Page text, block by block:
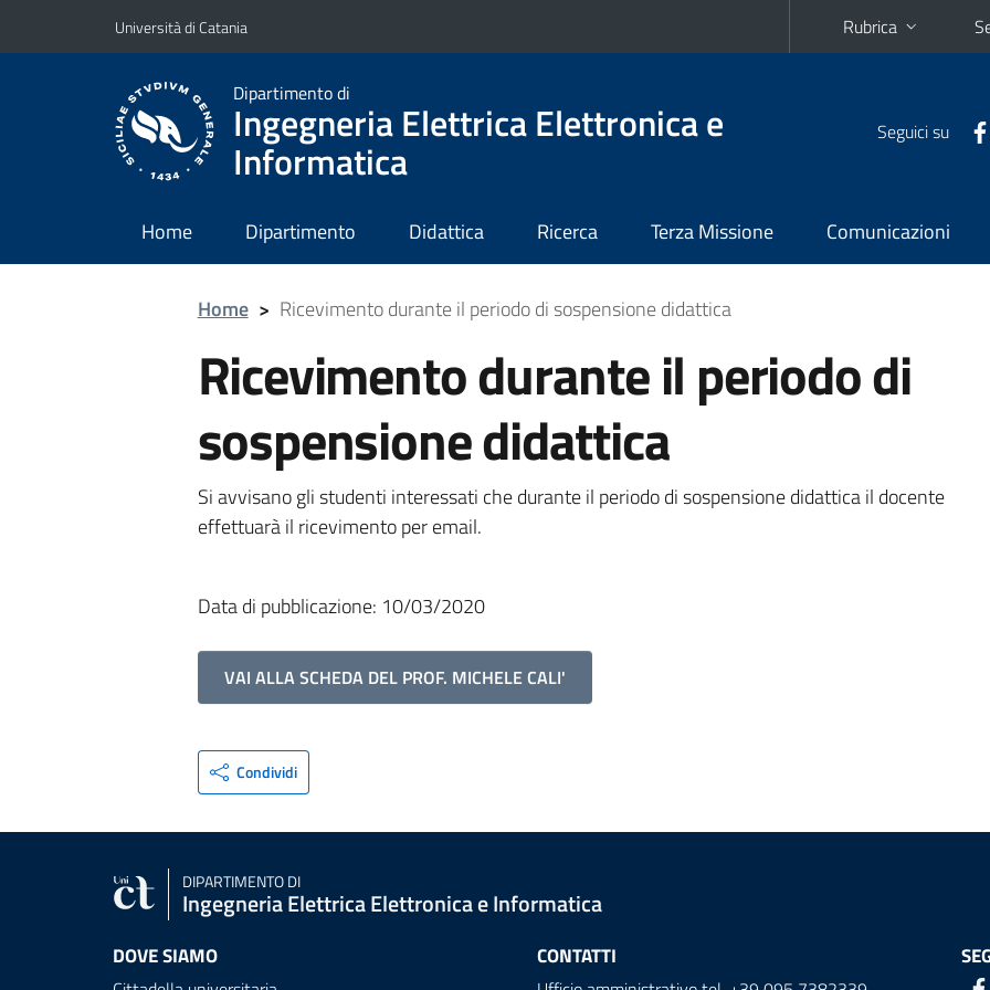
Vai al contenuto principale
Vai al menu di navigazione
Università di Catania Rubrica
Dipartimento di
Ingegneria Elettrica Elettronica e
Informatica
Seguici su
Home Dipartimento Didattica Ricerca Terza Missione Comunicazioni
Home > Ricevimento durante il periodo di sospensione didattica
Ricevimento durante il periodo di
sospensione didattica
Si avvisano gli studenti interessati che durante il periodo di sospensione didattica il docente
effettuarà il ricevimento per email.
Data di pubblicazione: 10/03/2020
VAI ALLA SCHEDA DEL PROF. MICHELE CALI'
Condividi
DIPARTIMENTO DI
Ingegneria Elettrica Elettronica e Informatica
DOVE SIAMO CONTATTI